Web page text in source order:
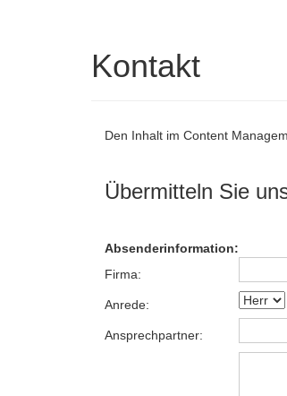
Kontakt
Den Inhalt im Content
Übermitteln Sie
Absenderinformation:
Firma:
Anrede:
Ansprechpartner: